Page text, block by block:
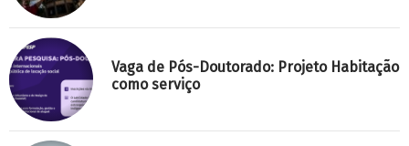
Vaga de Pós-Doutorado: Projeto Habitação
como serviço